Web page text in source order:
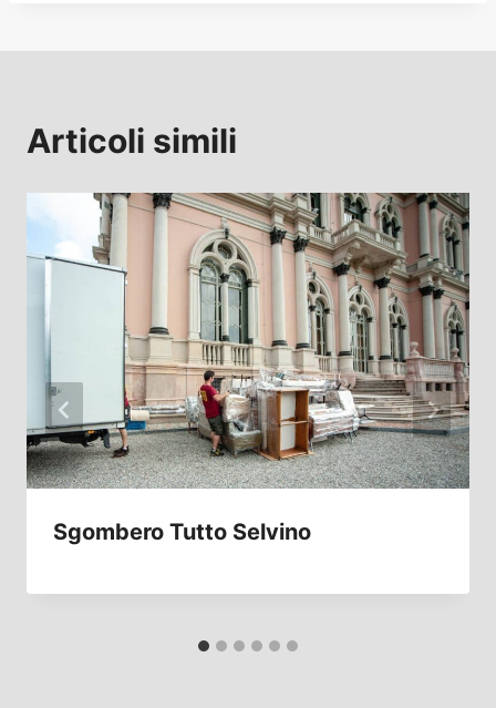
Articoli simili
Sgombero Tutto Selvino